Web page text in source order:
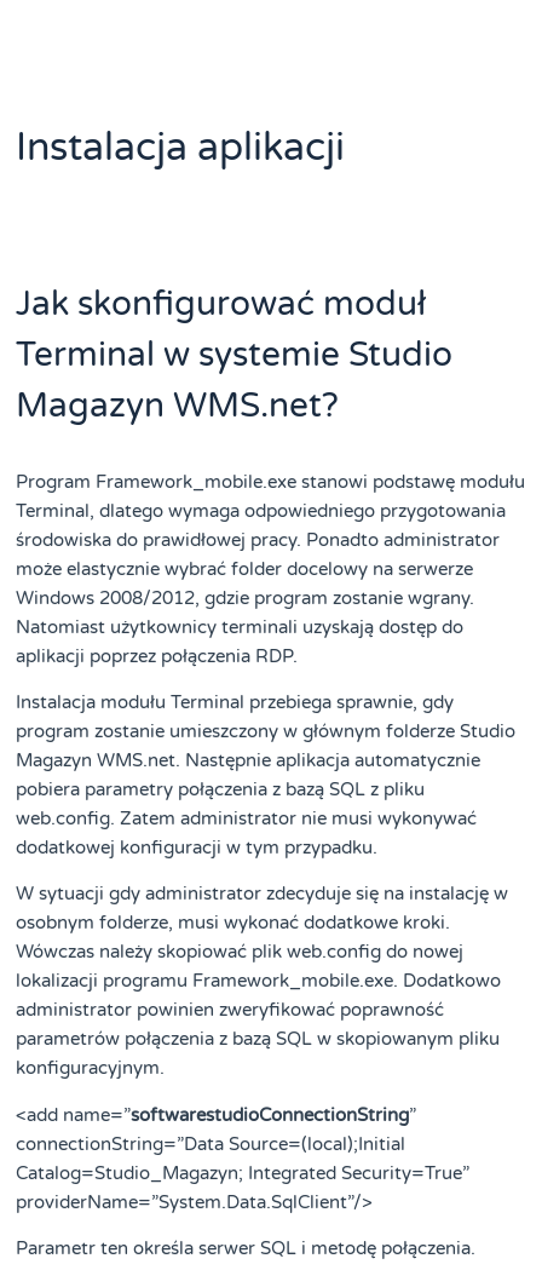
Instalacja aplikacji
Jak skonfigurować moduł
Terminal w systemie Studio
Magazyn WMS.net?
Program Framework_mobile.exe stanowi podstawę modułu
Terminal, dlatego wymaga odpowiedniego przygotowania
środowiska do prawidłowej pracy. Ponadto administrator
może elastycznie wybrać folder docelowy na serwerze
Windows 2008/2012, gdzie program zostanie wgrany.
Natomiast użytkownicy terminali uzyskają dostęp do
aplikacji poprzez połączenia RDP.
Instalacja modułu Terminal przebiega sprawnie, gdy
program zostanie umieszczony w głównym folderze Studio
Magazyn WMS.net. Następnie aplikacja automatycznie
pobiera parametry połączenia z bazą SQL z pliku
web.config. Zatem administrator nie musi wykonywać
dodatkowej konfiguracji w tym przypadku.
W sytuacji gdy administrator zdecyduje się na instalację w
osobnym folderze, musi wykonać dodatkowe kroki.
Wówczas należy skopiować plik web.config do nowej
lokalizacji programu Framework_mobile.exe. Dodatkowo
administrator powinien zweryfikować poprawność
parametrów połączenia z bazą SQL w skopiowanym pliku
konfiguracyjnym.
<add name=”softwarestudioConnectionString”
connectionString=”Data Source=(local);Initial
Catalog=Studio_Magazyn; Integrated Security=True”
providerName=”System.Data.SqlClient”/>
Parametr ten określa serwer SQL i metodę połączenia.